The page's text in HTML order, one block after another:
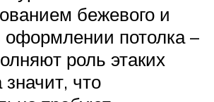
бежевого и
оформлении потолка –
роль этаких
что